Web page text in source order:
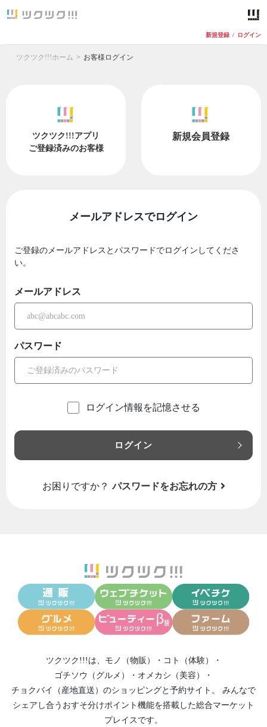
新規登録 / ログイン
ツクツク!!!ホーム お客様ログイン
ツクツク!!!アプリ
ご登録済みのお客様
新規会員登録
メールアドレスでログイン
ご登録のメールアドレスとパスワードでログインしてくださ
い。
メールアドレス
パスワード
ログイン情報を記憶させる
ログイン
お困りですか？ パスワードをお忘れの方
ツクツク!!!は、 モノ（物販） ・ コト（体験）
・
ゴチソウ（グルメ）
・ オメカシ（美容）
・
チョクバイ（産地直送） のショッピングと予約サイト。
みんなで
シェアし合う おすそ分けポイント機能を搭載した総合マーケット
プレイスです。